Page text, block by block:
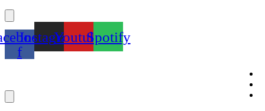
f
InstagramYoutubeSpotify